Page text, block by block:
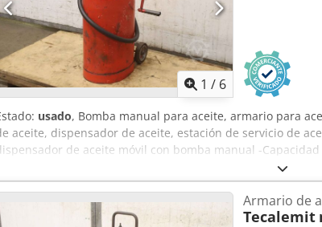
1 / 6
usado, Bomba manual para aceite, armario para
aceite, dispensador de aceite, estación de servicio de
de aceite móvil con bomba manual -
Dkodpfjkahldex Acder -Bomba: accionada manualmente -
400/A770 mm -Peso: 15 kg
Armario de
Tecalemit